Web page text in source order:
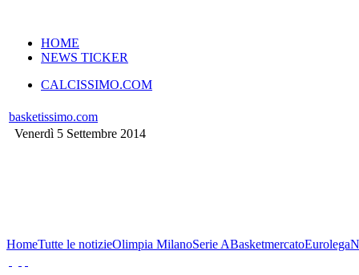
HOME
NEWS TICKER
CALCISSIMO.COM
basketissimo.com
Venerdì 5 Settembre 2014
HomeTutte le notizieOlimpia MilanoSerie ABasketmercatoEurolega